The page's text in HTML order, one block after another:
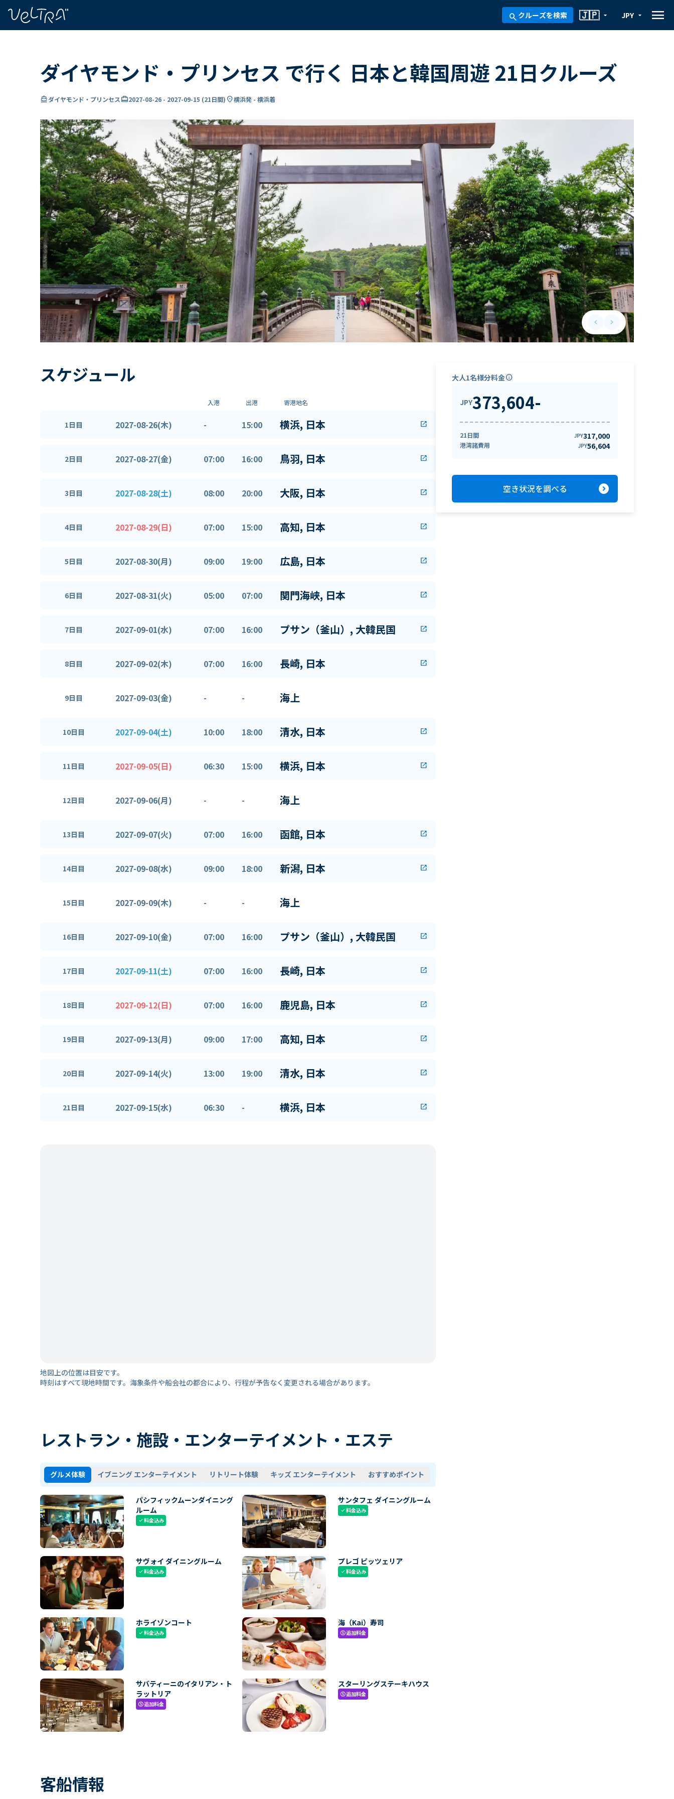
search クルーズを検索 arrow_drop_down
🇯🇵 arrow_drop_down
JPY menu
ダイヤモンド・プリンセス で行く 日本と韓国周遊 21日クルーズ
directions_boatダイヤモンド・プリンセスcard_travel2027-08-26 - 2027-09-15 (21日間) location_on横浜発 - 横浜着
keyboard_arrow_leftPrevious slide
keyboard_arrow_rightNext slide
スケジュール
入港 出港 寄港地名
1日目 2027-08-26(木) - 15:00 横浜, 日本 open_in_new
2日目 2027-08-27(金) 07:00 16:00 鳥羽, 日本 open_in_new
3日目 2027-08-28(土) 08:00 20:00 大阪, 日本 open_in_new
4日目 2027-08-29(日) 07:00 15:00 高知, 日本 open_in_new
5日目 2027-08-30(月) 09:00 19:00 広島, 日本 open_in_new
6日目 2027-08-31(火) 05:00 07:00 関門海峡, 日本 open_in_new
7日目 2027-09-01(水) 07:00 16:00 プサン（釜山）, 大韓民国 open_in_new
8日目 2027-09-02(木) 07:00 16:00 長崎, 日本 open_in_new
9日目 2027-09-03(金) - - 海上
10日目 2027-09-04(土) 10:00 18:00 清水, 日本 open_in_new
11日目 2027-09-05(日) 06:30 15:00 横浜, 日本 open_in_new
12日目 2027-09-06(月) - - 海上
13日目 2027-09-07(火) 07:00 16:00 函館, 日本 open_in_new
14日目 2027-09-08(水) 09:00 18:00 新潟, 日本 open_in_new
15日目 2027-09-09(木) - - 海上
16日目 2027-09-10(金) 07:00 16:00 プサン（釜山）, 大韓民国 open_in_new
17日目 2027-09-11(土) 07:00 16:00 長崎, 日本 open_in_new
18日目 2027-09-12(日) 07:00 16:00 鹿児島, 日本 open_in_new
19日目 2027-09-13(月) 09:00 17:00 高知, 日本 open_in_new
20日目 2027-09-14(火) 13:00 19:00 清水, 日本 open_in_new
21日目 2027-09-15(水) 06:30 - 横浜, 日本 open_in_new
地図上の位置は目安です。
時刻はすべて現地時間です。海象条件や船会社の都合により、行程が予告なく変更される場合があります。
レストラン・施設・エンターテイメント・エステ
グルメ体験 イブニング エンターテイメント リトリート体験 キッズ エンターテイメント おすすめポイント
パシフィックムーンダイニング
ルーム
check料金込み
サンタフェ ダイニングルーム
check料金込み
サヴォイ ダイニングルーム
check料金込み
プレゴ ピッツェリア
check料金込み
ホライゾンコート
check料金込み
海（Kai）寿司
paid追加料金
サバティーニのイタリアン・ト
ラットリア
paid追加料金
スターリングステーキハウス
paid追加料金
客船情報
大人1名様分料金info
JPY373,604-
21日間 JPY317,000
港湾諸費用 JPY56,604
空き状況を調べる expand_circle_right